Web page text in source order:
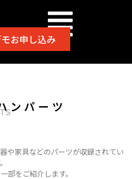
お申し込み
ンパーツ
や家具などのパーツが収録されてい
部をご紹介します。